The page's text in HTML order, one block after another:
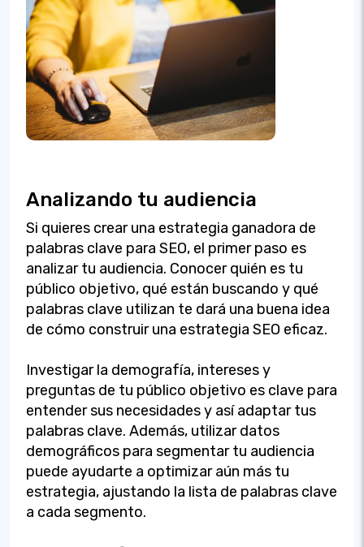
Analizando tu audiencia
Si quieres crear una estrategia ganadora de
palabras clave para SEO, el primer paso es
analizar tu audiencia. Conocer quién es tu
público objetivo, qué están buscando y qué
palabras clave utilizan te dará una buena idea
de cómo construir una estrategia SEO eficaz.
Investigar la demografía, intereses y
preguntas de tu público objetivo es clave para
entender sus necesidades y así adaptar tus
palabras clave. Además, utilizar datos
demográficos para segmentar tu audiencia
puede ayudarte a optimizar aún más tu
estrategia, ajustando la lista de palabras clave
a cada segmento.